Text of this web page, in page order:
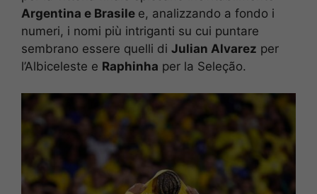
Argentina e Brasile e, analizzando a fondo i
numeri, i nomi più intriganti su cui puntare
sembrano essere quelli di Julian Alvarez per
l’Albiceleste e Raphinha per la Seleção.